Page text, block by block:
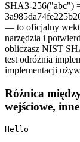
SHA3-256("abc")
— to oficjalny
narzędzia i
obliczasz NIST
test odróżnia
implementacji
Różnica
wejściowe,
Hello